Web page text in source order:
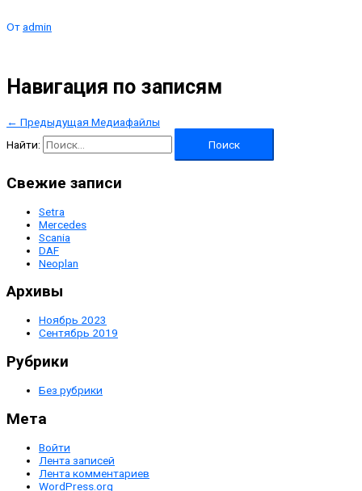
Отadmin
Навигация по записям
← Предыдущая Медиафайлы
Найти:
Свежие записи
Setra
Mercedes
Scania
DAF
Neoplan
Архивы
Ноябрь 2023
Сентябрь 2019
Рубрики
Без рубрики
Мета
Войти
Лента записей
Лента комментариев
WordPress.org